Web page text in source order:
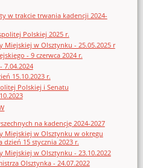
w trakcie trwania kadencji 2024-
Polskiej 2025 r.
Miejskiej w Olsztynku - 25.05.2025 r
- 9 czerwca 2024 r.
7.04.2024
15.10.2023 r.
Polskiej i Senatu
na kadencję 2024-2027
Miejskiej w Olsztynku w okręgu
15 stycznia 2023 r.
Miejskiej w Olsztynku - 23.10.2022
Olsztynka - 24.07.2022